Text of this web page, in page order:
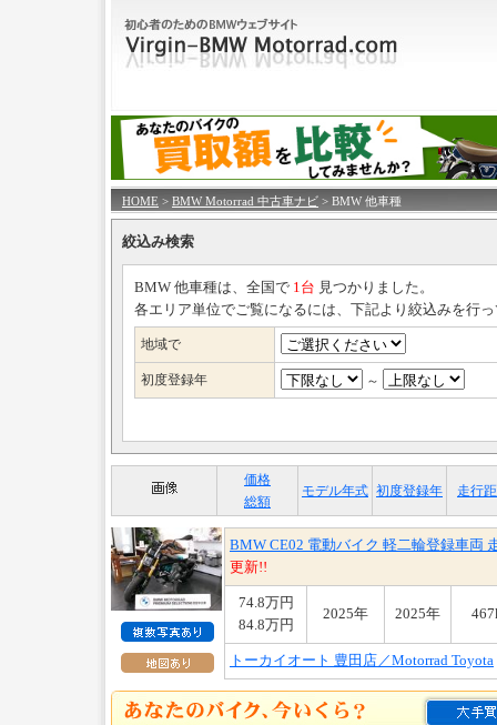
HOME > BMW Motorrad 中古車ナビ > BMW 他車種
絞込み検索
BMW 他車種は、全国で 1台 見つかりました。
各エリア単位でご覧になるには、下記より絞込みを行
地域で
初度登録年 ～
価格
総額
モデル年式 初度登録年 走行
BMW CE02 電動バイク 軽二輪登録車両
更新!!
74.8万円
84.8万円
2025年 2025年
トーカイオート 豊田店／Motorrad Toyota